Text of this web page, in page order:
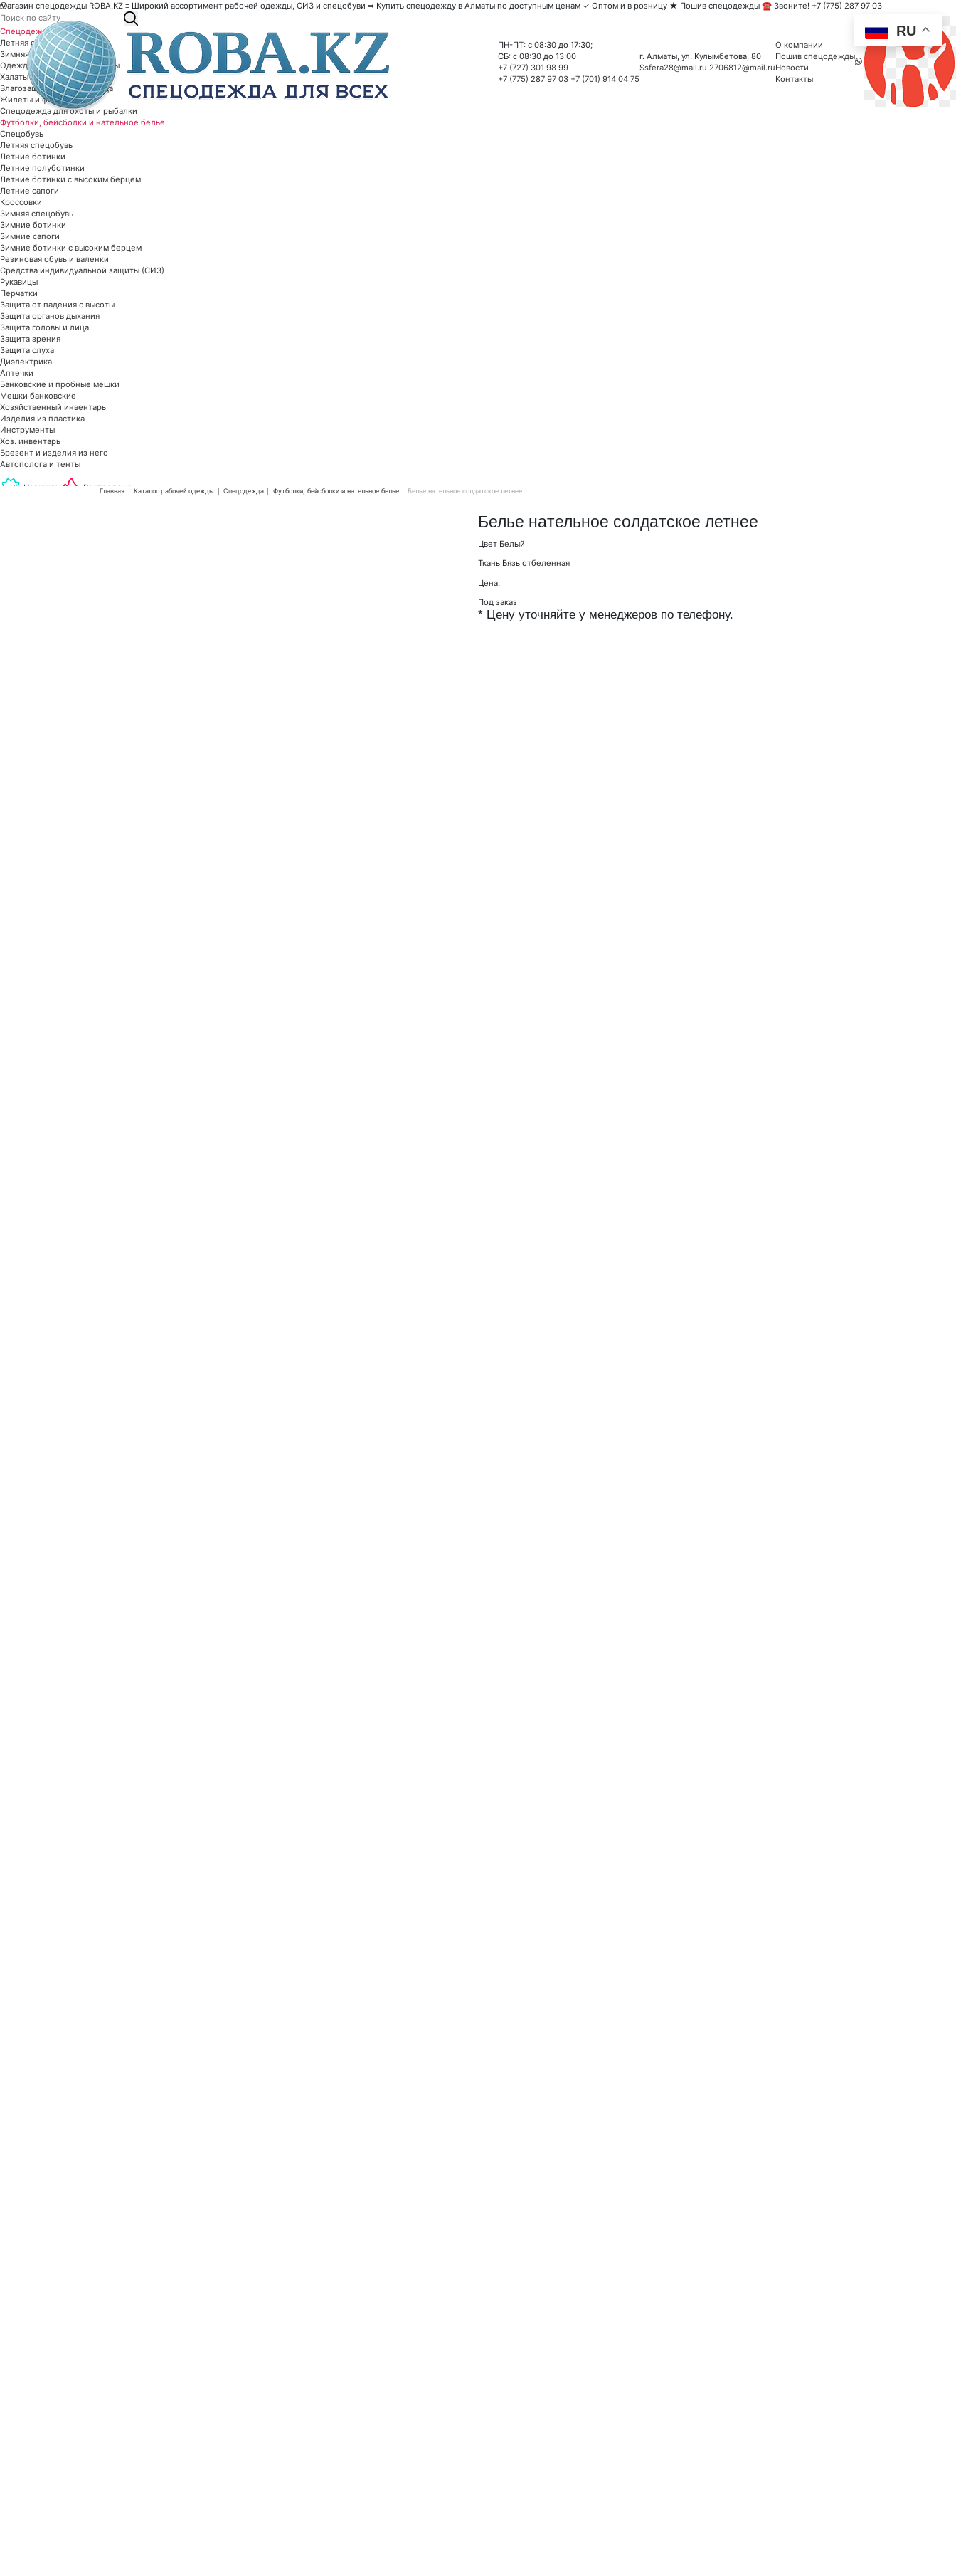
Магазин спецодежды ROBA.KZ ≡ Широкий ассортимент рабочей одежды, СИЗ и спецобуви ➥ Купить спецодежду в Алматы по доступным ценам ✓ Оптом и в розницу ★ Пошив спецодежды ☎ Звоните! +7 (775) 287 97 03
ПН-ПТ: c 08:30 до 17:30;
СБ: c 08:30 до 13:00
+7 (727) 301 98 99
+7 (775) 287 97 03 +7 (701) 914 04 75
г. Алматы, ул. Кулымбетова, 80
Ssfera28@mail.ru 2706812@mail.ru
О компании
Пошив спецодежды
Новости
Контакты
RU
Спецодежда
Летняя спецодежда
Зимняя спецодежда
Одежда специальной защиты
Халаты рабочие
Влагозащитная спецодежда
Жилеты и фартуки
Спецодежда для охоты и рыбалки
Футболки, бейсболки и нательное белье
Спецобувь
Летняя спецобувь
Летние ботинки
Летние полуботинки
Летние ботинки с высоким берцем
Летние сапоги
Кроссовки
Зимняя спецобувь
Зимние ботинки
Зимние сапоги
Зимние ботинки с высоким берцем
Резиновая обувь и валенки
Средства индивидуальной защиты (СИЗ)
Рукавицы
Перчатки
Защита от падения с высоты
Защита органов дыхания
Защита головы и лица
Защита зрения
Защита слуха
Диэлектрика
Аптечки
Банковские и пробные мешки
Мешки банковские
Хозяйственный инвентарь
Изделия из пластика
Инструменты
Хоз. инвентарь
Брезент и изделия из него
Автополога и тенты
Новинки Распродажа
Главная Каталог рабочей одежды Спецодежда Футболки, бейсболки и нательное белье Белье нательное солдатское летнее
Белье нательное солдатское летнее
Цвет Белый
Ткань Бязь отбеленная
Цена:
Под заказ
*Цену уточняйте у менеджеров по телефону.